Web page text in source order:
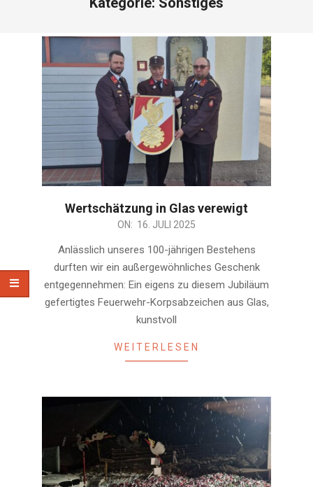
Wertschätzung in Glas verewigt
ON: 16. JULI 2025
Anlässlich unseres 100-jährigen Bestehens
durften wir ein außergewöhnliches Geschenk
entgegennehmen: Ein eigens zu diesem Jubiläum
gefertigtes Feuerwehr-Korpsabzeichen aus Glas,
kunstvoll
WEITERLESEN